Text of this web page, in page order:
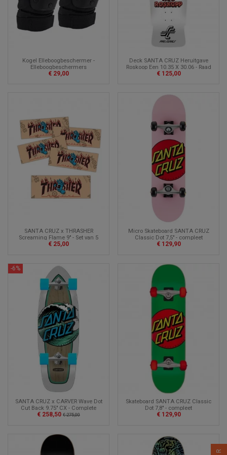
Kogel Elleboogbeschermer -
Elleboogbeschermers
€ 29,00
Deck SANTA CRUZ Heruitgave
Roskoop Een 10.35 X 30.06 - Raad
van Bestuur skateboard
€ 125,00
SANTA CRUZ x THRASHER
Screaming Flame 9" - Set van 5
Screaming Flame Grips skate
€ 25,00
Micro Skateboard SANTA CRUZ
Classic Dot 7,5" - compleet
€ 129,90
-6%
SANTA CRUZ x CARVER Wave Dot
Cut Back 9.75" CX - Complete
Surfskate
€ 258,50 € 275,00
Skateboard SANTA CRUZ Classic
Dot 7,8" - compleet
€ 129,90